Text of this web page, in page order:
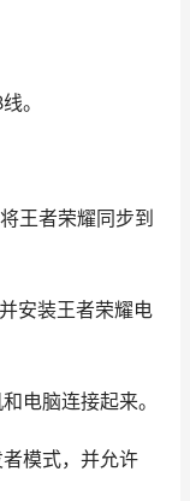
。
王者荣耀同步到
安装王者荣耀电
电脑连接起来。
模式，并允许